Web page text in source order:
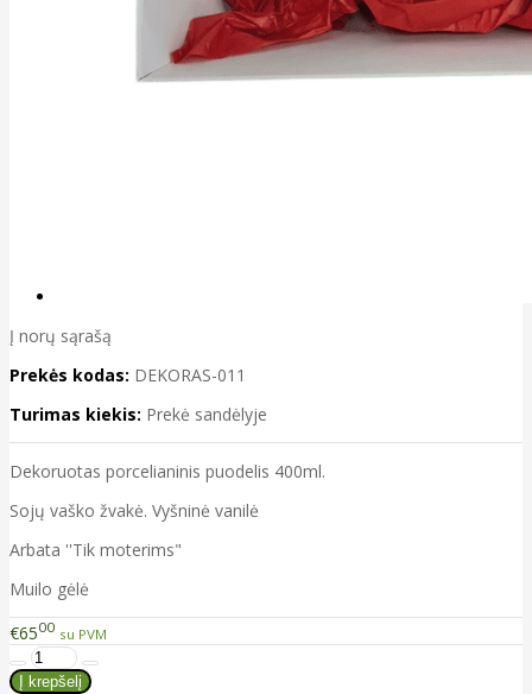
Į norų sąrašą
Prekės kodas: DEKORAS-011
Turimas kiekis: Prekė sandėlyje
Dekoruotas porcelianinis puodelis 400ml.
Sojų vaško žvakė. Vyšninė vanilė
Arbata ''Tik moterims"
Muilo gėlė
€6500 su PVM